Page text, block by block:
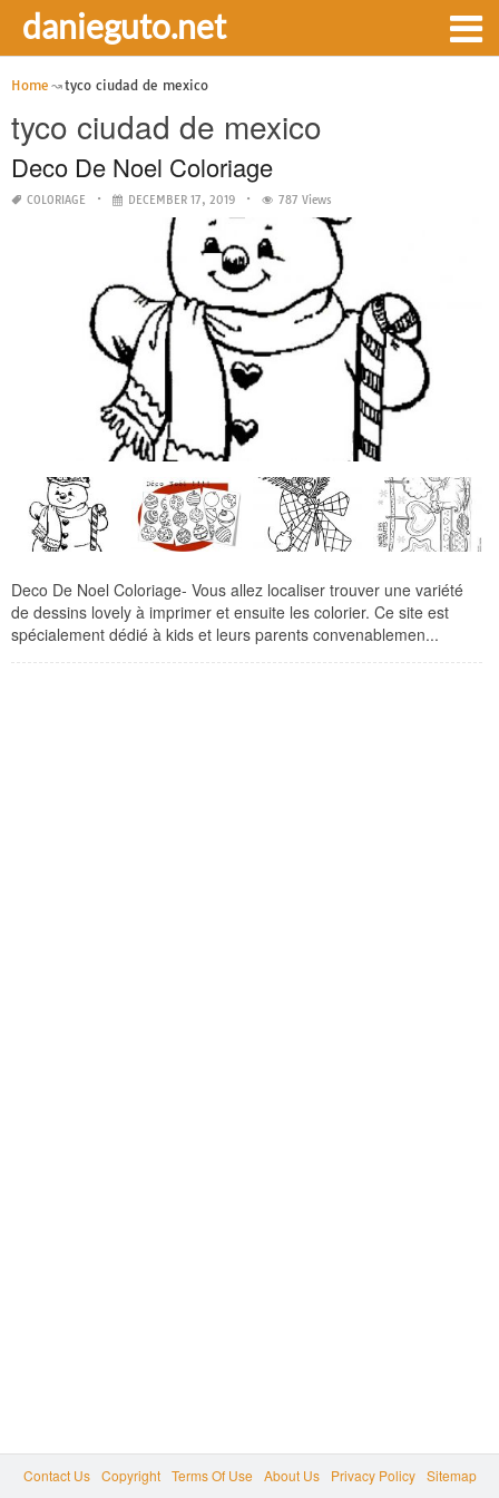
danieguto.net
Home tyco ciudad de mexico
tyco ciudad de mexico
Deco De Noel Coloriage
COLORIAGE DECEMBER 17, 2019 787 Views
Deco De Noel Coloriage- Vous allez localiser trouver une variété
de dessins lovely à imprimer et ensuite les colorier. Ce site est
spécialement dédié à kids et leurs parents convenablemen...
Contact Us Copyright Terms Of Use About Us Privacy Policy
Sitemap